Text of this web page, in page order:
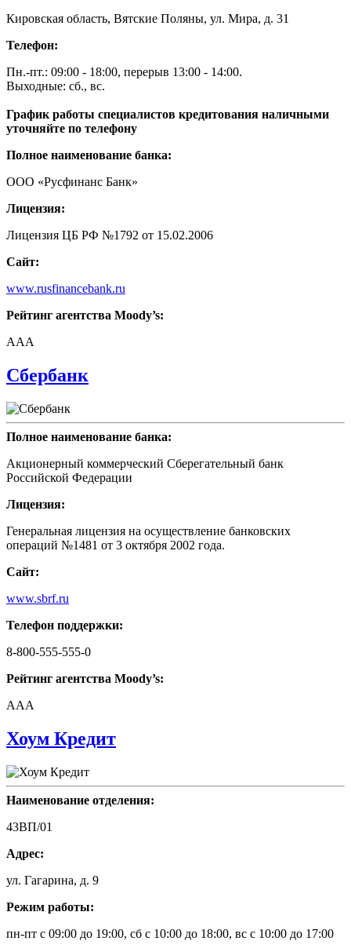
Кировская область, Вятские Поляны, ул. Мира, д. 31
Телефон:
Пн.-пт.: 09:00 - 18:00, перерыв 13:00 - 14:00.
Выходные: сб., вс.
График работы специалистов кредитования наличными
уточняйте по телефону
Полное наименование банка:
ООО «Русфинанс Банк»
Лицензия:
Лицензия ЦБ РФ №1792 от 15.02.2006
Сайт:
www.rusfinancebank.ru
Рейтинг агентства Moody’s:
AAA
Сбербанк
Полное наименование банка:
Акционерный коммерческий Сберегательный банк
Российской Федерации
Лицензия:
Генеральная лицензия на осуществление банковских
операций №1481 от 3 октября 2002 года.
Сайт:
www.sbrf.ru
Телефон поддержки:
8-800-555-555-0
Рейтинг агентства Moody’s:
AAA
Хоум Кредит
Наименование отделения:
43ВП/01
Адрес:
ул. Гагарина, д. 9
Режим работы:
пн-пт с 09:00 до 19:00, сб с 10:00 до 18:00, вс с 10:00 до 17:00